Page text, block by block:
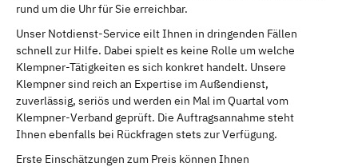
rund um die Uhr für Sie erreichbar.
Unser Notdienst-Service eilt Ihnen in dringenden Fällen
schnell zur Hilfe. Dabei spielt es keine Rolle um welche
Klempner-Tätigkeiten es sich konkret handelt. Unsere
Klempner sind reich an Expertise im Außendienst,
zuverlässig, seriös und werden ein Mal im Quartal vom
Klempner-Verband geprüft. Die Auftragsannahme steht
Ihnen ebenfalls bei Rückfragen stets zur Verfügung.
Erste Einschätzungen zum Preis können Ihnen